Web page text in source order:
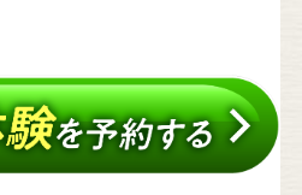
・４日曜日の１０時〜、鈴鹿
日の１３時〜、６０分の体
す。